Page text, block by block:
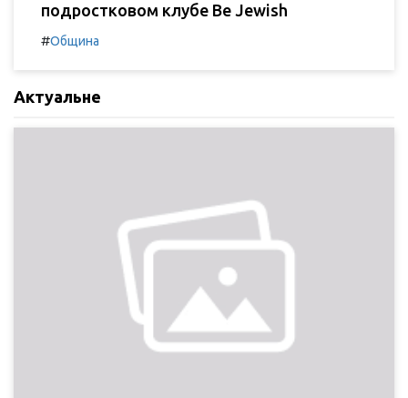
подростковом клубе Be Jewish
#Община
Актуальне